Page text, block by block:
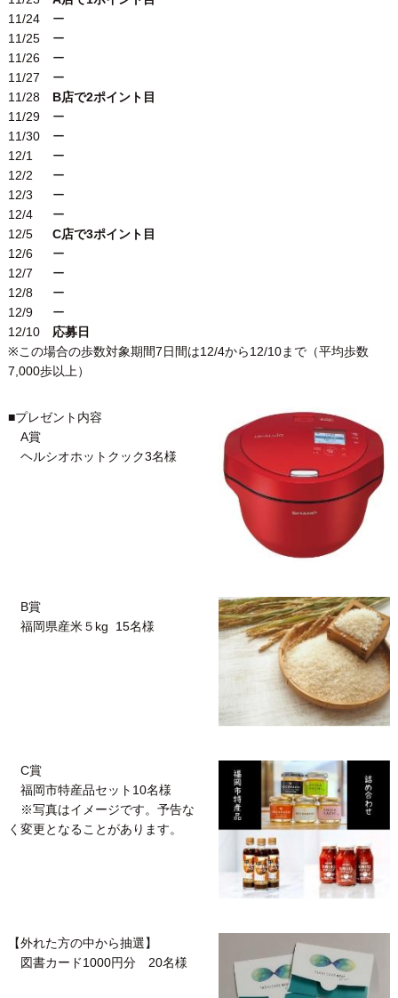
11/24 ー
11/25 ー
11/26 ー
11/27 ー
11/28 B店で2ポイント目
11/29 ー
11/30 ー
12/1 ー
12/2 ー
12/3 ー
12/4 ー
12/5 C店で3ポイント目
12/6 ー
12/7 ー
12/8 ー
12/9 ー
12/10 応募日
※この場合の歩数対象期間7日間は12/4から12/10まで（平均歩数
7,000歩以上）
■プレゼント内容
A賞
ヘルシオホットクック3名様
B賞
福岡県産米５kg 15名様
C賞
福岡市特産品セット10名様
※写真はイメージです。予告な
く変更となることがあります。
【外れた方の中から抽選】
図書カード1000円分 20名様